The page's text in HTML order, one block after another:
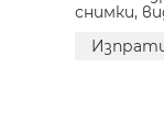
снимки,